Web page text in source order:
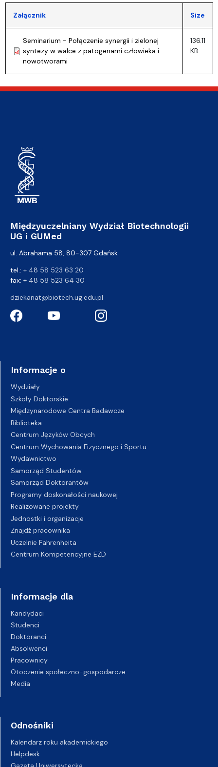
Załącznik Size
Seminarium - Połączenie synergii i zielonej
syntezy w walce z patogenami człowieka i
nowotworami
136.11
KB
Międzyuczelniany Wydział Biotechnologii
UG i GUMed
ul. Abrahama 58, 80-307 Gdańsk
tel.: + 48 58 523 63 20
fax: + 48 58 523 64 30
dziekanat@biotech.ug.edu.pl
Informacje o
Wydziały
Szkoły Doktorskie
Międzynarodowe Centra Badawcze
Biblioteka
Centrum Języków Obcych
Centrum Wychowania Fizycznego i Sportu
Wydawnictwo
Samorząd Studentów
Samorząd Doktorantów
Programy doskonałości naukowej
Realizowane projekty
Jednostki i organizacje
Znajdź pracownika
Uczelnie Fahrenheita
Centrum Kompetencyjne EZD
Informacje dla
Kandydaci
Studenci
Doktoranci
Absolwenci
Pracownicy
Otoczenie społeczno-gospodarcze
Media
Odnośniki
Kalendarz roku akademickiego
Helpdesk